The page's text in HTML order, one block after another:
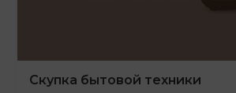
Скупка бытовой техники